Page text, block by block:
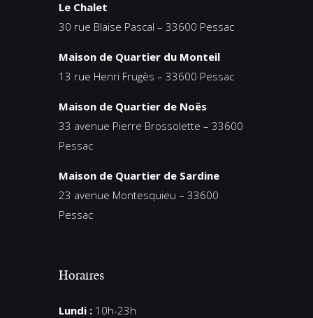
Le Chalet
30 rue Blaise Pascal – 33600 Pessac
Maison de Quartier du Monteil
13 rue Henri Frugès – 33600 Pessac
Maison de Quartier de Noës
33 avenue Pierre Brossolette – 33600
Pessac
Maison de Quartier de Sardine
23 avenue Montesquieu – 33600
Pessac
Horaires
Lundi : 10h-23h